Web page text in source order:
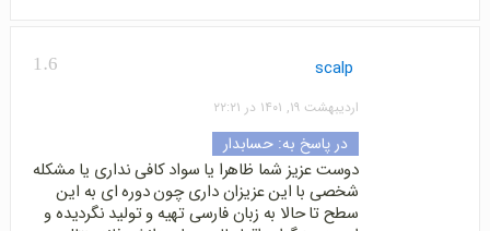
1.6 scalp
اردیبهشت ۱۹, ۱۴۰۱ در ۲۲:۲۱
در پاسخ به: حسابدار
دوست عزیز شما ظاهرا یا سواد کافی نداری یا مشکله
شخصی با این عزیزان داری چون دوره ای به این
سطح تا حالا به زبان فارسی تهیه و تولید نگردیده و